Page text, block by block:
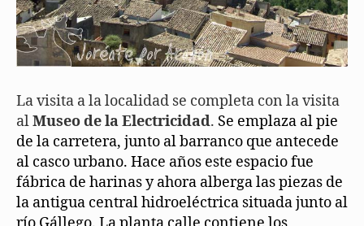
La visita a la localidad se completa con la visita
alMuseo de la Electricidad. Se emplaza al pie
de la carretera, junto al barranco que antecede
al casco urbano. Hace años este espacio fue
fábrica de harinas y ahora alberga las piezas de
la antigua central hidroeléctrica situada junto al